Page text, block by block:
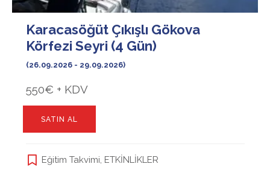
Karacasöğüt Çıkışlı Gökova
Körfezi Seyri (4 Gün)
(26.09.2026 - 29.09.2026)
550€ + KDV
SATIN AL
Eğitim Takvimi, ETKİNLİKLER